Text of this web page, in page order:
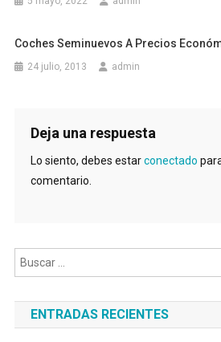
Coches Seminuevos A Precios
24 julio, 2013 admin
Deja una respuesta
Lo siento, debes estarconectado
comentario.
ENTRADAS RECIENTES